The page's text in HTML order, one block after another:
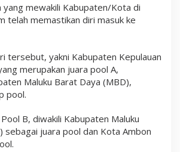
i
Y
L
o
l
o
s
e
e
m
yang mewakili Kabupaten/Kota di
telah memastikan diri masuk ke
tersebut, yakni Kabupaten Kepulauan
merupakan juara pool A,
Maluku Barat Daya (MBD),
pool.
B, diwakili Kabupaten Maluku
sebagai juara pool dan Kota Ambon